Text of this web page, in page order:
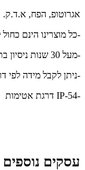
אגרוטופ, הפח,
-כל מוצרינו הינם
-מעל 30 שנות ניסיון בתחום
-ניתן לקבל מידה לפי דרישת
-IP-54 דרגת אטימות
עסקים נוספים